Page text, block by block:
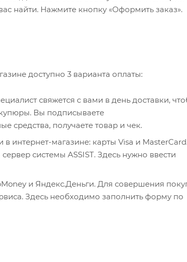
найти. Нажмите кнопку «Оформить заказ».
доступно 3 варианта оплаты:
свяжется с вами в день доставки,
Вы подписываете
средства, получаете товар и чек.
интернет-магазине: карты Visa и
системы ASSIST. Здесь нужно ввести
и Яндекс.Деньги. Для совершения
Здесь необходимо заполнить форму по